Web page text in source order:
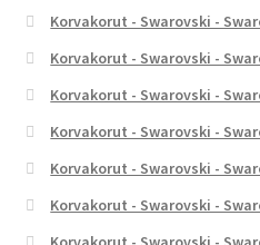
Korvakorut - Swarovski -
Korvakorut - Swarovski -
Korvakorut - Swarovski -
Korvakorut - Swarovski -
Korvakorut - Swarovski -
Korvakorut - Swarovski -